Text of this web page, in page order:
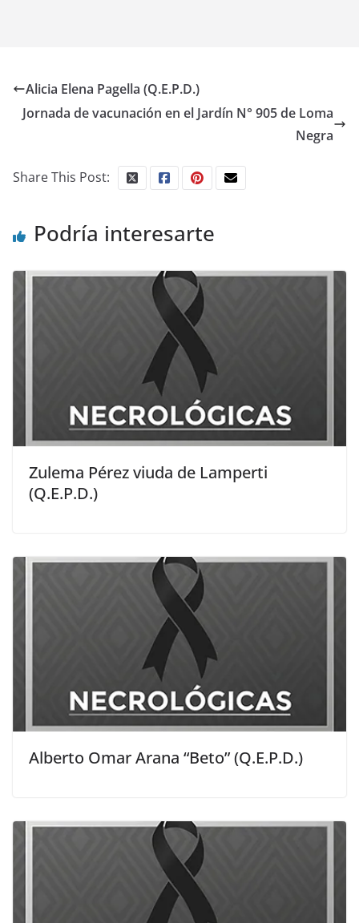
Alicia Elena Pagella (Q.E.P.D.)
Jornada de vacunación en el Jardín N° 905 de Loma
Negra
Share This Post:
Podría interesarte
Zulema Pérez viuda de Lamperti
(Q.E.P.D.)
Alberto Omar Arana “Beto” (Q.E.P.D.)